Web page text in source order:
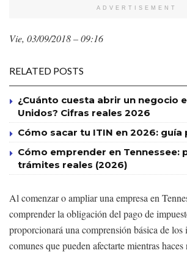
ADVERTISEMENT
Vie, 03/09/2018 – 09:16
RELATED POSTS
¿Cuánto cuesta abrir un negocio
Unidos? Cifras reales 2026
Cómo sacar tu ITIN en 2026: guía
Cómo emprender en Tennessee:
trámites reales (2026)
Al comenzar o ampliar una empresa en
comprender la obligación del pago de
proporcionará una comprensión básica de los
comunes que pueden afectarte mientras haces